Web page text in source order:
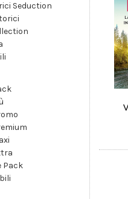
Seduction
Pack